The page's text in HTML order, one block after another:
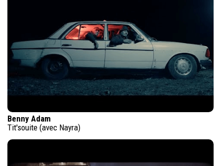
Benny Adam
Tit'souite (avec Nayra)